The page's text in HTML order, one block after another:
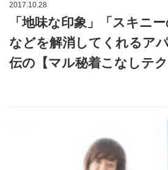
2017.10.28
「地味な印象」「スキニ
などを解消してくれるア
伝の【マル秘着こなしテク